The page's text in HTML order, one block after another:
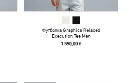
Футболка Graphics Relaxed
Execution Tee Men
1 590,00 ₴